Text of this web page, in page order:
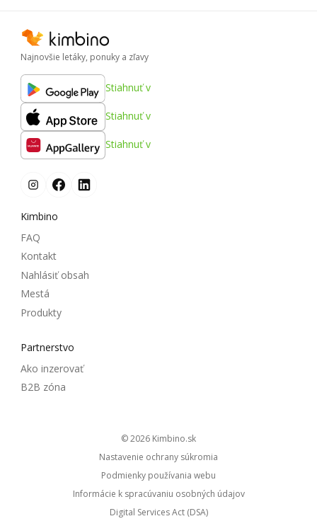
Najnovšie letáky, ponuky a zľavy
Stiahnuť v
Stiahnuť v
Stiahnuť v
Kimbino
FAQ
Kontakt
Nahlásiť obsah
Mestá
Produkty
Partnerstvo
Ako inzerovať
B2B zóna
© 2026
kimbino.sk
Nastavenie ochrany súkromia
Podmienky používania webu
Informácie k spracúvaniu osobných údajov
Digital Services Act (DSA)